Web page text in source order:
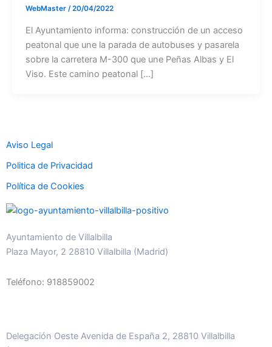
WebMaster /20/04/2022
El Ayuntamiento informa: construcción de un acceso
peatonal que une la parada de autobuses y pasarela
sobre la carretera M-300 que une Peñas Albas y El
Viso. Este camino peatonal […]
Aviso Legal
Politica de Privacidad
Política de Cookies
Ayuntamiento de Villalbilla
Plaza Mayor, 2 28810 Villalbilla (Madrid)
Teléfono: 918859002
Delegación Oeste Avenida de España 2, 28810 Villalbilla